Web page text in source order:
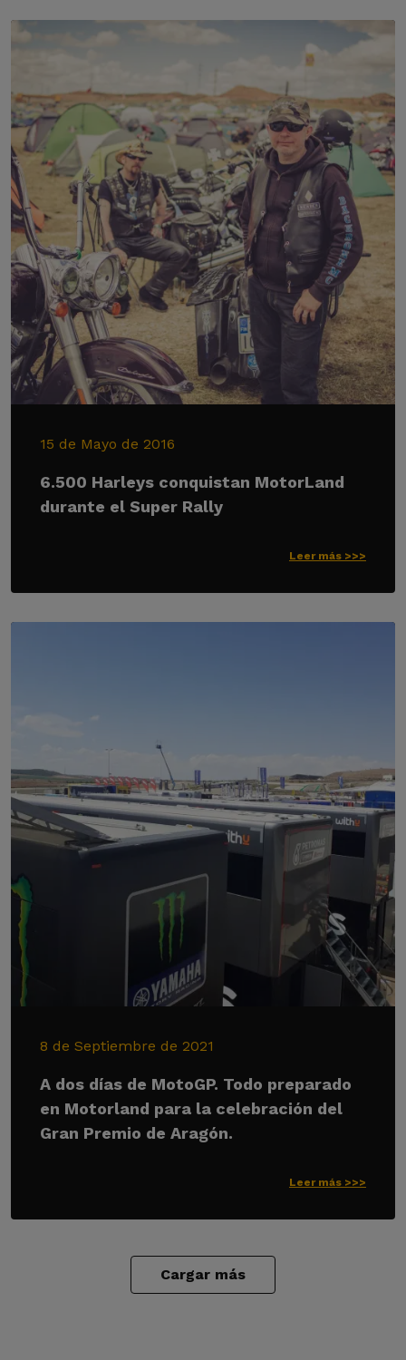
15 de Mayo de 2016
6.500 Harleys conquistan MotorLand
durante el Super Rally
Leer más >>>
8 de Septiembre de 2021
A dos días de MotoGP. Todo preparado
en Motorland para la celebración del
Gran Premio de Aragón.
Leer más >>>
Cargar más